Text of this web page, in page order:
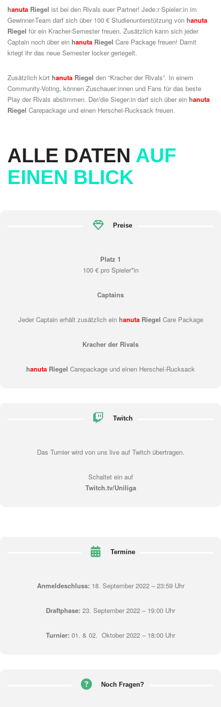
hanuta Riegel ist bei den Rivals euer Partner! Jede:r Spieler:in im
Gewinner-Team darf sich über 100 € Studienunterstützung von hanuta
Riegel für ein Kracher-Semester freuen. Zusätzlich kann sich jeder
Captain noch über ein hanuta Riegel Care Package freuen! Damit
kriegt ihr das neue Semester locker geriegelt.
Zusätzlich kürt hanuta Riegel den “Kracher der Rivals”. In einem
Community-Voting, können Zuschauer:innen und Fans für das beste
Play der Rivals abstimmen. Der/die Sieger:in darf sich über ein hanuta
Riegel Carepackage und einen Herschel-Rucksack freuen.
ALLE DATEN AUF
EINEN BLICK
Preise
Platz 1
100 € pro Spieler*in
Captains
Jeder Captain erhält zusätzlich ein hanutaRiegel Care Package
Kracher der Rivals
hanuta Riegel Carepackage und einen Herschel-Rucksack
Twitch
Das Turnier wird von uns live auf Twitch übertragen.
Schaltet ein auf
Twitch.tv/Uniliga
Termine
Anmeldeschluss: 18. September 2022 – 23:59 Uhr
Draftphase: 23. September 2022 – 19:00 Uhr
Turnier: 01. & 02. Oktober 2022 – 18:00 Uhr
Noch Fragen?